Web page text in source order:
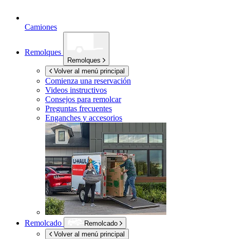
Camiones
Remolques
Remolques
Volver al menú principal
Comienza una reservación
Videos instructivos
Consejos para remolcar
Preguntas frecuentes
Enganches y accesorios
Remolcado
Remolcado
Volver al menú principal